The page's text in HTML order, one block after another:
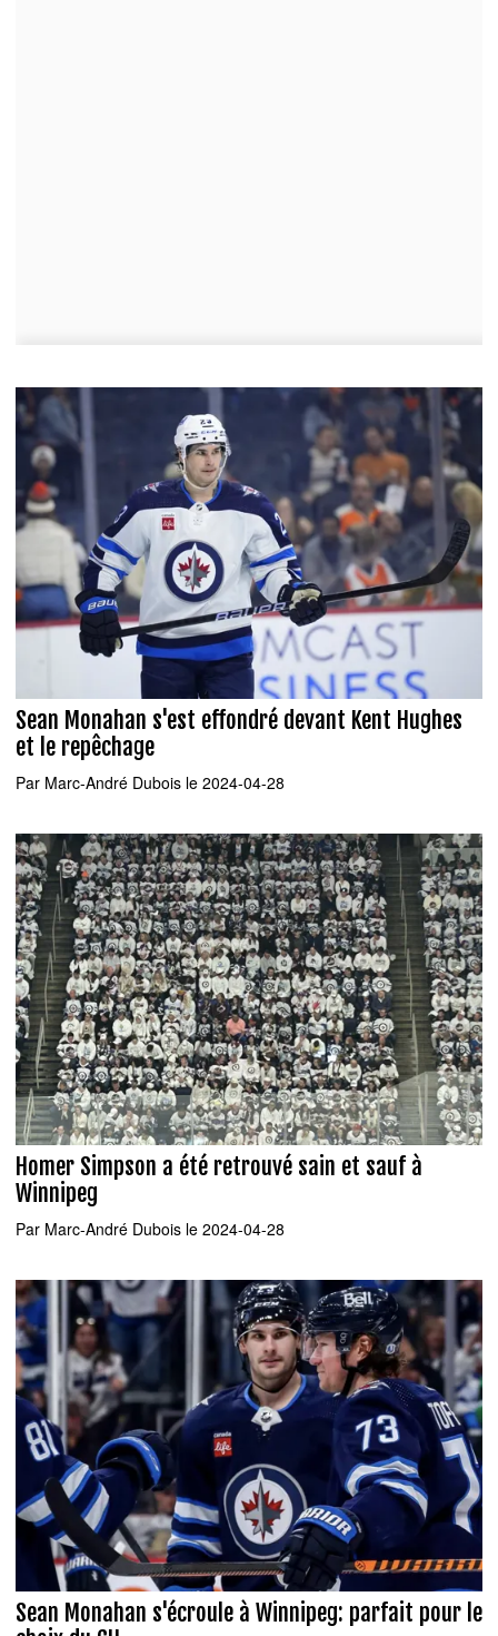
Sean Monahan s'est effondré devant Kent Hughes
et le repêchage
Par Marc-André Dubois le 2024-04-28
Homer Simpson a été retrouvé sain et sauf à
Winnipeg
Par Marc-André Dubois le 2024-04-28
Sean Monahan s'écroule à Winnipeg: parfait pour le